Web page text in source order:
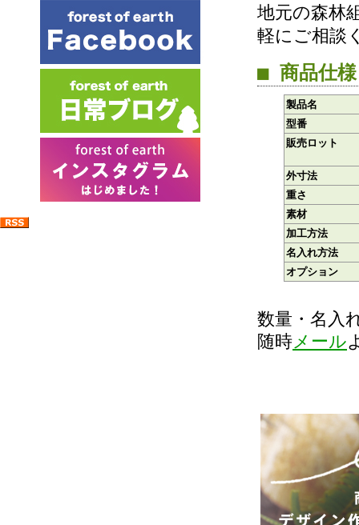
地元の森林
軽にご相談
■ 商品仕様
製品名
型番
販売ロット
外寸法
重さ
素材
加工方法
名入れ方法
オプション
数量・名入
随時メール